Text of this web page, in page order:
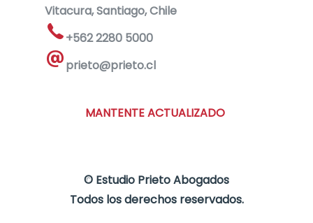
Vitacura, Santiago, Chile
+562 2280 5000
prieto@prieto.cl
MANTENTE ACTUALIZADO
© Estudio Prieto Abogados
Todos los derechos reservados.